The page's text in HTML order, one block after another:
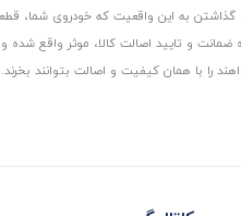
گذاشتن به این واقعیت که خودروی شما،
و تایید اصالت کالا، موثر واقع
را با همان کیفیت و اصالت بتوانند بخرند..